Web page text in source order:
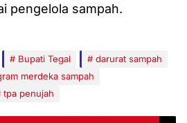
pengelola sampah.
Bupati Tegal
darurat sampah
merdeka sampah
tpa penujah